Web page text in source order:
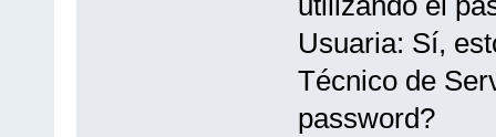
Usuaria: Sí,
Técnico de
password?